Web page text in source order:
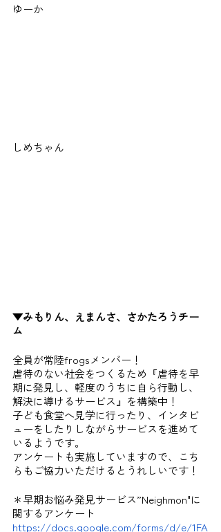
ゆーか
しめちゃん
▼みもりん、えまんさ、さかたろうチー
ム
全員が常陸frogsメンバー！
虐待のない社会をつくるため『虐待を早
期に発見し、軽度のうちに自ら行動し、
解決に導けるサービス』を構築中！
子ども食堂へ見学に行ったり、インタビ
ューをしたりしながらサービスを進めて
いるようです。
アンケートも実施していますので、こち
らもご協力いただけるとうれしいです！
＊早期お悩み発見サービス”Neighmon"に
関するアンケート
https://docs.google.com/forms/d/e/1FA